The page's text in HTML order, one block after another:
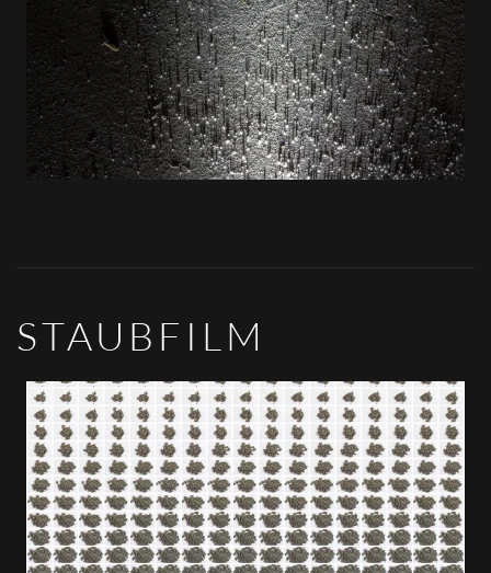
STAUBFILM